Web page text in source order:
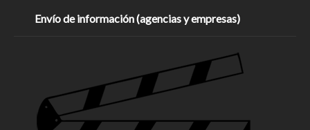
Envío de información (agencias y empresas)